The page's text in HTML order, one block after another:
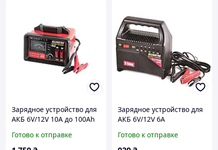
Зарядное устройство для
АКБ 6V/12V 10A до 100Ah
гелевые аккумуляторы
Готово к отправке
Зарядное устройство для
АКБ 6V/12V 6A
свинцово-кислотные
Готово к отправке